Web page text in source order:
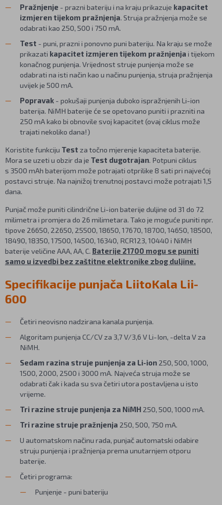
Pražnjenje - prazni bateriju i na kraju prikazuje kapacitet
izmjeren tijekom pražnjenja. Struja pražnjenja može se
odabrati kao 250, 500 i 750 mA.
Test - puni, prazni i ponovno puni bateriju. Na kraju se može
prikazati kapacitet izmjeren tijekom pražnjenja i tijekom
konačnog punjenja. Vrijednost struje punjenja može se
odabrati na isti način kao u načinu punjenja, struja pražnjenja
uvijek je 500 mA.
Popravak - pokušaji punjenja duboko ispražnjenih Li-ion
baterija. NiMH baterije će se opetovano puniti i prazniti na
250 mA kako bi obnovile svoj kapacitet (ovaj ciklus može
trajati nekoliko dana!)
Koristite funkciju Test za točno mjerenje kapaciteta baterije.
Mora se uzeti u obzir da je Test dugotrajan. Potpuni ciklus
s 3500 mAh baterijom može potrajati otprilike 8 sati pri najvećoj
postavci struje. Na najnižoj trenutnoj postavci može potrajati 1,5
dana.
Punjač može puniti cilindrične Li-ion baterije duljine od 31 do 72
milimetra i promjera do 26 milimetara. Tako je moguće puniti npr.
tipove 26650, 22650, 25500, 18650, 17670, 18700, 14650, 18500,
18490, 18350, 17500, 14500, 16340, RCR123, 10440 i NiMH
baterije veličine AAA, AA, C. Baterije 21700 mogu se puniti
samo u izvedbi bez zaštitne elektronike zbog duljine.
Specifikacije punjača LiitoKala Lii-
600
Četiri neovisno nadzirana kanala punjenja.
Algoritam punjenja CC/CV za 3,7 V/3,6 V Li-Ion, -delta V za
NiMH.
Sedam razina struje punjenja za Li-ion 250, 500, 1000,
1500, 2000, 2500 i 3000 mA. Najveća struja može se
odabrati čak i kada su sva četiri utora postavljena u isto
vrijeme.
Tri razine struje punjenja za NiMH 250, 500, 1000 mA.
Tri razine struje pražnjenja 250, 500, 750 mA.
U automatskom načinu rada, punjač automatski odabire
struju punjenja i pražnjenja prema unutarnjem otporu
baterije.
Četiri programa:
Punjenje - puni bateriju